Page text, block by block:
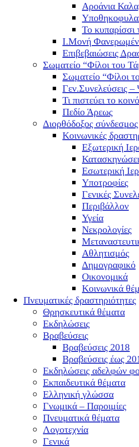
Αροάνια
Το κυπαρίσσι
Ι.Μονή
Επιβεβαιώσεις
Σωματείο “Φίλοι του
Σωματείο “Φίλοι
Γεν.Συνελεύσεις
Τι πιστεύει το
Πεδίο Άρεως
Διορθόδοξος
Κοινωνικές
Εξωτερική
Εσωτερική
Υποτροφίες
Γενικές
Περιβάλλον
Υγεία
Νεκρολογίες
Αθλητισμός
Δημογραφικό
Οικονομικά
Κοινωνικά
Πνευματικές δραστηριότητες
Θρησκευτικά θέματα
Εκδηλώσεις
Βραβεύσεις
Βραβεύσεις 2018
Βραβεύσεις έως
Εκδηλώσεις αδελφών
Εκπαιδευτικά θέματα
Ελληνική γλώσσα
Γνωμικά – Παροιμίες
Πνευματικά θέματα
Λογοτεχνία
Γενικά